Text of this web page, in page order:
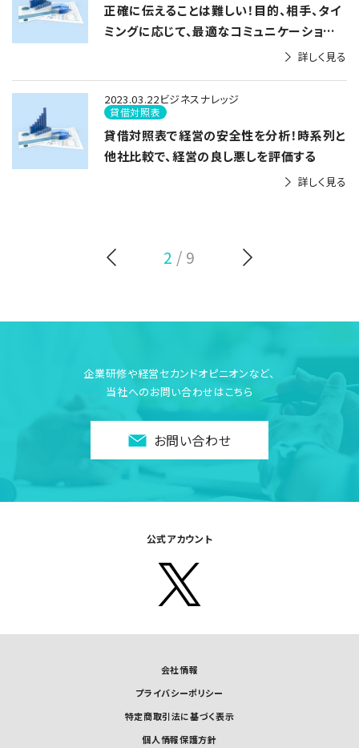
正確に伝えることは難しい！目的、相手、タイ
ミングに応じて、最適なコミュニケーションを
詳しく見る
貸借対照表で経営の安全性を分析！時系列と
他社比較で、経営の良し悪しを評価する
2023.03.22ビジネスナレッジ
貸借対照表
詳しく見る
2 / 9
企業研修や経営セカンドオピニオンなど、
当社へのお問い合わせはこちら
お問い合わせ
公式アカウント
会社情報
プライバシーポリシー
特定商取引法に基づく表示
個人情報保護方針